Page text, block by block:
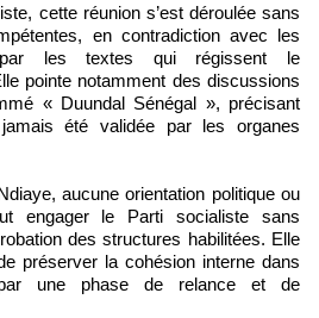
cette réunion s’est déroulée sans
en contradiction avec les
par les textes qui régissent le
pointe notamment des discussions
« Duundal Sénégal », précisant
été validée par les organes
aucune orientation politique ou
engager le Parti socialiste sans
des structures habilitées. Elle
préserver la cohésion interne dans
une phase de relance et de